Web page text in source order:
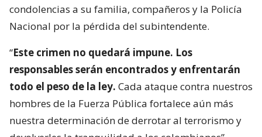
condolencias a su familia, compañeros y la Policía
Nacional por la pérdida del subintendente.
“Este crimen no quedará impune. Los
responsables serán encontrados y enfrentarán
todo el peso de la ley. Cada ataque contra nuestros
hombres de la Fuerza Pública fortalece aún más
nuestra determinación de derrotar al terrorismo y